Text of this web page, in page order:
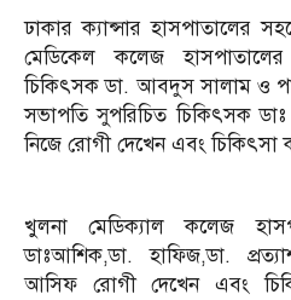
ঢাকার ক‍্যান্সার হাসপাতালের
মেডিকেল কলেজ হাসপাতালের
চিকিৎসক ডা. আবদুস সালাম ও
সভাপতি সুপরিচিত চিকিৎসক
নিজে রোগী দেখেন এবং চিকিৎসা
খুলনা মেডিক্যাল কলেজ
ডাঃআশিক,ডা. হাফিজ,ডা.
আসিফ রোগী দেখেন এবং